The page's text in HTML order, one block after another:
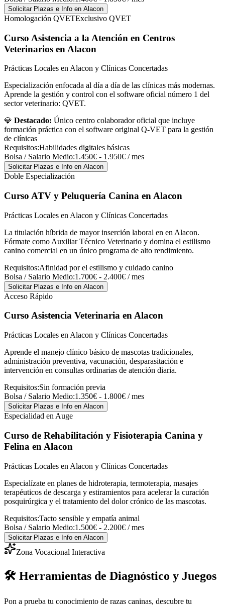
Solicitar Plazas e Info en Alacon
Homologación QVETExclusivo QVET
Curso Asistencia a la Atención en Centros
Veterinarios en Alacon
Prácticas Locales en Alacon y Clínicas Concertadas
Especialización enfocada al día a día de las clínicas más modernas.
Aprende la gestión y control con el software oficial número 1 del
sector veterinario: QVET.
💎 Destacado: Único centro colaborador oficial que incluye
formación práctica con el software original Q-VET para la gestión
de clínicas
Requisitos:Habilidades digitales básicas
Bolsa / Salario Medio:1.450€ - 1.950€ / mes
Solicitar Plazas e Info en Alacon
Doble Especialización
Curso ATV y Peluquería Canina en Alacon
Prácticas Locales en Alacon y Clínicas Concertadas
La titulación híbrida de mayor inserción laboral en en Alacon.
Fórmate como Auxiliar Técnico Veterinario y domina el estilismo
canino comercial en un único programa de alto rendimiento.
Requisitos:Afinidad por el estilismo y cuidado canino
Bolsa / Salario Medio:1.700€ - 2.400€ / mes
Solicitar Plazas e Info en Alacon
Acceso Rápido
Curso Asistencia Veterinaria en Alacon
Prácticas Locales en Alacon y Clínicas Concertadas
Aprende el manejo clínico básico de mascotas tradicionales,
administración preventiva, vacunación, desparasitación e
intervención en consultas ordinarias de atención diaria.
Requisitos:Sin formación previa
Bolsa / Salario Medio:1.350€ - 1.800€ / mes
Solicitar Plazas e Info en Alacon
Especialidad en Auge
Curso de Rehabilitación y Fisioterapia Canina y
Felina en Alacon
Prácticas Locales en Alacon y Clínicas Concertadas
Especialízate en planes de hidroterapia, termoterapia, masajes
terapéuticos de descarga y estiramientos para acelerar la curación
posquirúrgica y el tratamiento del dolor crónico de las mascotas.
Requisitos:Tacto sensible y empatía animal
Bolsa / Salario Medio:1.500€ - 2.200€ / mes
Solicitar Plazas e Info en Alacon
Zona Vocacional Interactiva
🛠️ Herramientas de Diagnóstico y Juegos
Pon a prueba tu conocimiento de razas caninas, descubre tu